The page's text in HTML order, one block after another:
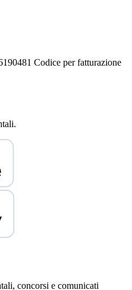
Codice per fatturazione
concorsi e comunicati